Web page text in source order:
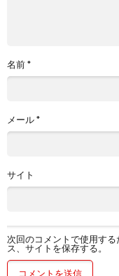
名前*
メール*
サイト
次回のコメントで使用す
ス、サイトを保存する。